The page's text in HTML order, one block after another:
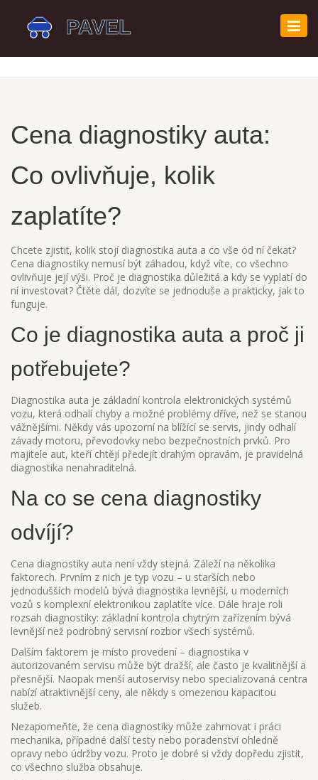
Cena diagnostiky auta:
Co ovlivňuje, kolik
zaplatíte?
Chcete zjistit, kolik stojí diagnostika auta a co vše od ní čekat?
Cena diagnostiky nemusí být záhadou, když víte, co všechno
ovlivňuje její výši. Proč je diagnostika důležitá a kdy se vyplatí do
ní investovat? Čtěte dál, dozvíte se jednoduše a prakticky, jak to
funguje.
Co je diagnostika auta a proč ji
potřebujete?
Diagnostika auta je základní kontrola elektronických systémů
vozu, která odhalí chyby a možné problémy dříve, než se stanou
vážnějšími. Někdy vás upozorní na blížící se servis, jindy odhalí
závady motoru, převodovky nebo bezpečnostních prvků. Pro
majitele aut, kteří chtějí předejít drahým opravám, je pravidelná
diagnostika nenahraditelná.
Na co se cena diagnostiky
odvíjí?
Cena diagnostiky auta není vždy stejná. Záleží na několika
faktorech. Prvním z nich je typ vozu – u starších nebo
jednodušších modelů bývá diagnostika levnější, u moderních
vozů s komplexní elektronikou zaplatíte více. Dále hraje roli
rozsah diagnostiky: základní kontrola chytrým zařízením bývá
levnější než podrobný servisní rozbor všech systémů.
Dalším faktorem je místo provedení – diagnostika v
autorizovaném servisu může být dražší, ale často je kvalitnější a
přesnější. Naopak menší autoservisy nebo specializovaná centra
nabízí atraktivnější ceny, ale někdy s omezenou kapacitou
služeb.
Nezapomeňte, že cena diagnostiky může zahrnovat i práci
mechanika, případné další testy nebo poradenství ohledně
opravy nebo údržby vozu. Proto je dobré si vždy dopředu zjistit,
co všechno služba obsahuje.